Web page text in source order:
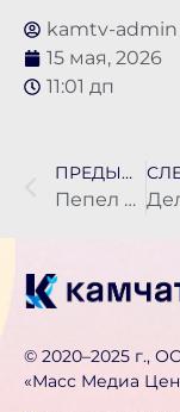
kamtv-admin
15 мая, 2026
11:01 дп
ПРЕДЫДУЩАЯ НОВОСТЬ
Пепел из вулкана Безымянного может накрыть камчатские посёлки
©️ 2020–2025 г.,
«Масс Медиа